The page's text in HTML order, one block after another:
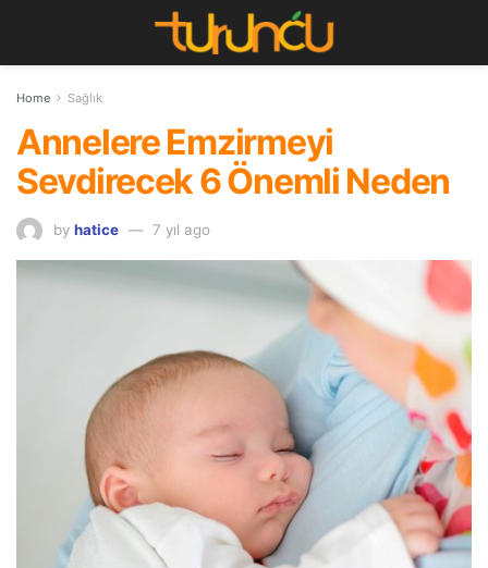
Home Sağlık
Annelere Emzirmeyi
Sevdirecek 6 Önemli Neden
by hatice 7 yıl ago